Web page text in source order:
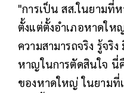
"การเป็น สส.ในยาม
ตั้งแต่ตั้งอำเภอหาดให
ความสามารถจริง รู้จริ
หาญในการตัดสินใจ นี่
ของหาดใหญ่ ในยามที่